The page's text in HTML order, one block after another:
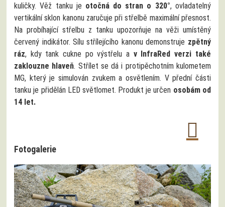
kuličky. Věž tanku je otočná do stran o 320°, ovladatelný
vertikální sklon kanonu zaručuje při střelbě maximální přesnost.
Na probíhající střelbu z tanku upozorňuje na věži umístěný
červený indikátor. Sílu střílejícího kanonu demonstruje zpětný
ráz, kdy tank cukne po výstřelu a v InfraRed verzi také
zaklouzne hlaveň. Střílet se dá i protipěchotním kulometem
MG, který je simulován zvukem a osvětlením. V přední části
tanku je přidělán LED světlomet. Produkt je určen osobám od
14 let.
Fotogalerie